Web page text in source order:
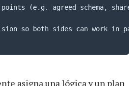
(e.g. agreed schema,
so both sides can work in
asigna una lógica y un plan